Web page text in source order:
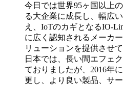
今日では世界95ヶ国以上
る大企業に成長し、幅広
え、IoTのカギとなるIO-
に広く認知されるメーカ
リューションを提供させ
日本では、長い間エフェ
ておりましたが、2016年
更し、より良い製品、サ